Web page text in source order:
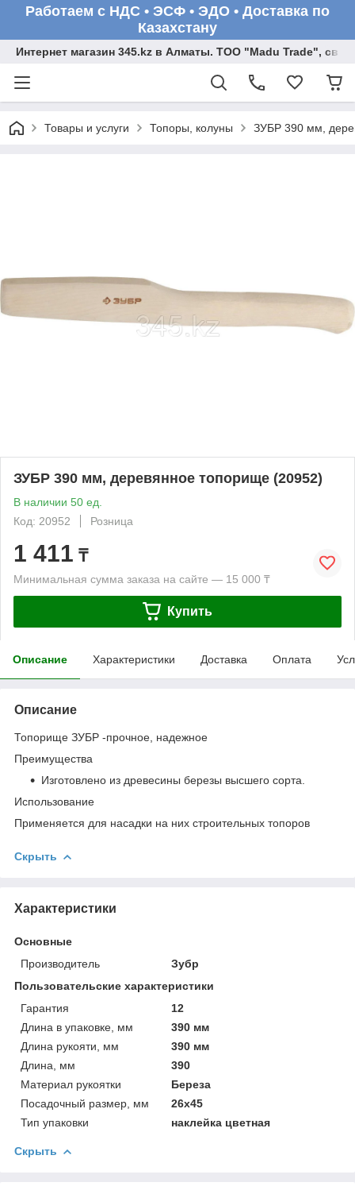
Работаем с НДС • ЭСФ • ЭДО • Доставка по
Казахстану
Интернет магазин 345.kz в Алматы. ТОО "Madu Trade",
Товары и услуги Топоры, колуны ЗУБР 390 мм,
ЗУБР 390 мм, деревянное топорище (20952)
В наличии 50 ед.
Код: 20952
Розница
1 411 ₸
Минимальная сумма заказа на сайте — 15 000 ₸
Купить
Описание Характеристики Доставка Оплата
Описание
Топорище ЗУБР -прочное, надежное
Преимущества
Изготовлено из древесины березы высшего сорта.
Использование
Применяется для насадки на них строительных топоров
Скрыть
Характеристики
Основные
Производитель
Зубр
Пользовательские характеристики
Гарантия
12
Длина в упаковке, мм
390 мм
Длина рукояти, мм
390 мм
Длина, мм
390
Материал рукоятки
Береза
Посадочный размер, мм
26х45
Тип упаковки
наклейка цветная
Скрыть